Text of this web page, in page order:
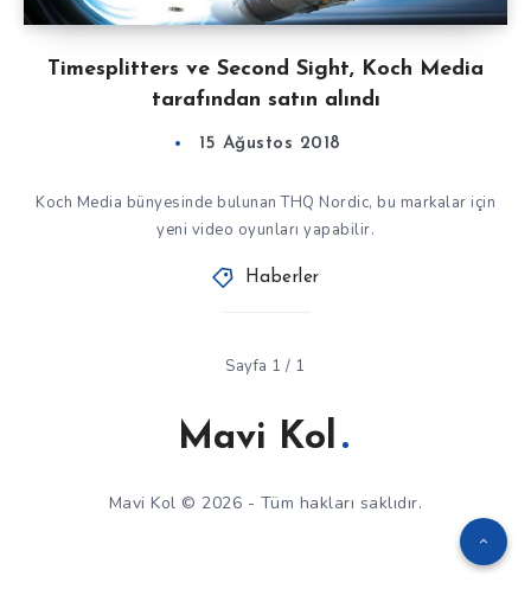
Timesplitters ve Second Sight, Koch Media
tarafından satın alındı
15 Ağustos 2018
Koch Media bünyesinde bulunan THQ Nordic, bu markalar için
yeni video oyunları yapabilir.
Haberler
Sayfa 1 / 1
Mavi Kol
Mavi Kol © 2026 - Tüm hakları saklıdır.